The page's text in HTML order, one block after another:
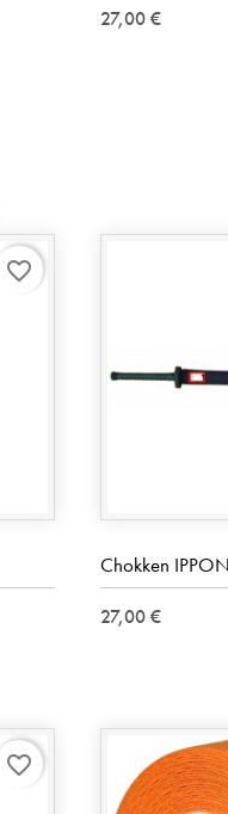
27,00 €
favorite_border
Chokken
27,00 €
favorite_border